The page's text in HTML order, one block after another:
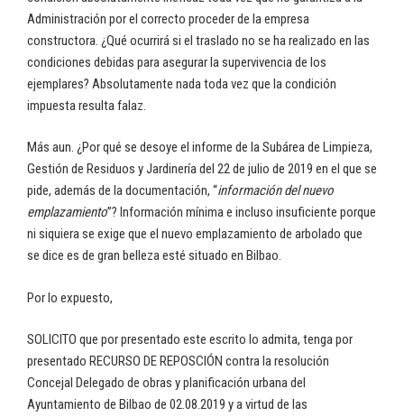
Administración por el correcto proceder de la empresa
constructora. ¿Qué ocurrirá si el traslado no se ha realizado en las
condiciones debidas para asegurar la supervivencia de los
ejemplares? Absolutamente nada toda vez que la condición
impuesta resulta falaz.
Más aun. ¿Por qué se desoye el informe de la Subárea de Limpieza,
Gestión de Residuos y Jardinería del 22 de julio de 2019 en el que se
pide, además de la documentación, “información del nuevo
emplazamiento”? Información mínima e incluso insuficiente porque
ni siquiera se exige que el nuevo emplazamiento de arbolado que
se dice es de gran belleza esté situado en Bilbao.
Por lo expuesto,
SOLICITO que por presentado este escrito lo admita, tenga por
presentado RECURSO DE REPOSCIÓN contra la resolución
Concejal Delegado de obras y planificación urbana del
Ayuntamiento de Bilbao de 02.08.2019 y a virtud de las